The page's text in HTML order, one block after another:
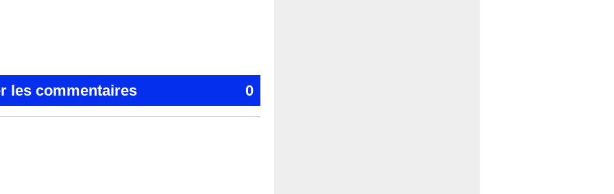
les commentaires 0